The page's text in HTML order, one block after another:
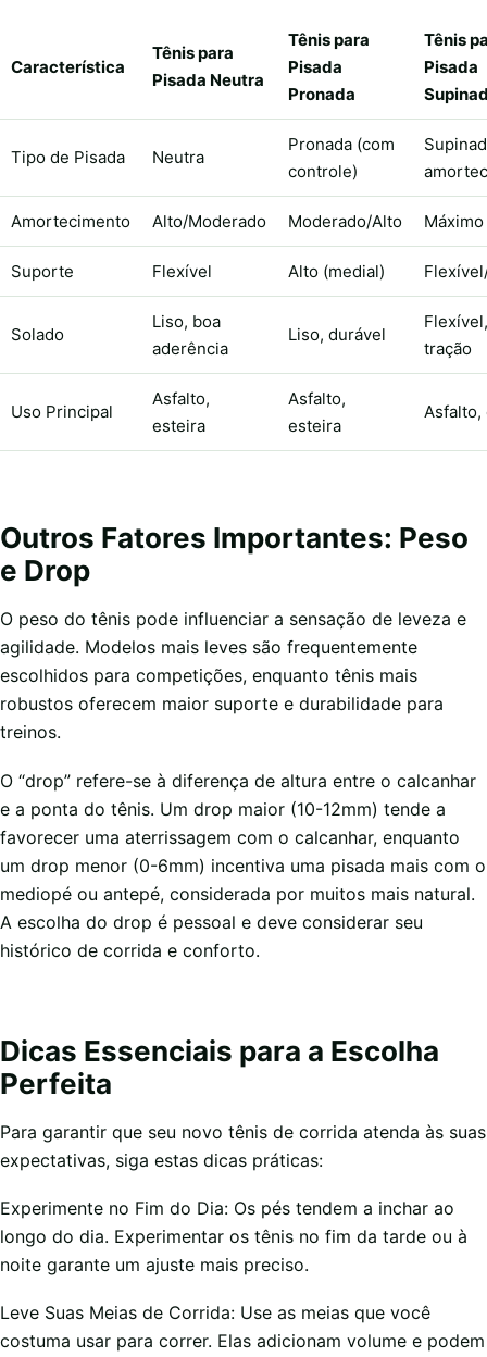
Característica
Tênis para
Pisada Neutra
Tênis para
Pisada
Pronada
Tênis
Pisada
Tipo de Pisada Neutra
Pronada (com
controle)
Amortecimento Alto/Moderado Moderado/Alto Máximo
Suporte Flexível Alto (medial)
Solado
Liso, boa
aderência
Liso, durável
tração
Uso Principal
Asfalto,
esteira
Asfalto,
esteira
Asfalto,
Outros Fatores Importantes: Peso
e Drop
O peso do tênis pode influenciar a sensação de leveza e
agilidade. Modelos mais leves são frequentemente
escolhidos para competições, enquanto tênis mais
robustos oferecem maior suporte e durabilidade para
treinos.
O “drop” refere-se à diferença de altura entre o calcanhar
e a ponta do tênis. Um drop maior (10-12mm) tende a
favorecer uma aterrissagem com o calcanhar, enquanto
um drop menor (0-6mm) incentiva uma pisada mais com o
mediopé ou antepé, considerada por muitos mais natural.
A escolha do drop é pessoal e deve considerar seu
histórico de corrida e conforto.
Dicas Essenciais para a Escolha
Perfeita
Para garantir que seu novo tênis de corrida atenda às suas
expectativas, siga estas dicas práticas:
Experimente no Fim do Dia: Os pés tendem a inchar ao
longo do dia. Experimentar os tênis no fim da tarde ou à
noite garante um ajuste mais preciso.
Leve Suas Meias de Corrida: Use as meias que você
costuma usar para correr. Elas adicionam volume e podem